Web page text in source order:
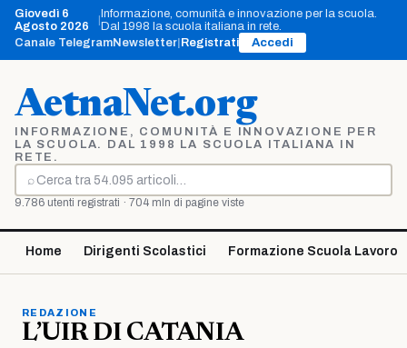
Vai
contenuto
Giovedì 6
Agosto 2026
Informazione, comunità e innovazione per la scuola.
Dal 1998 la scuola italiana in rete.
Canale TelegramNewsletter Registrati Accedi
AetnaNet.org
INFORMAZIONE, COMUNITÀ E INNOVAZIONE PER
LA SCUOLA. DAL 1998 LA SCUOLA ITALIANA IN
RETE.
⌕
Cerca
9.786 utenti registrati · 704 mln di pagine viste
Home Dirigenti Scolastici Formazione Scuola Lavoro
REDAZIONE
L’UIR DI CATANIA